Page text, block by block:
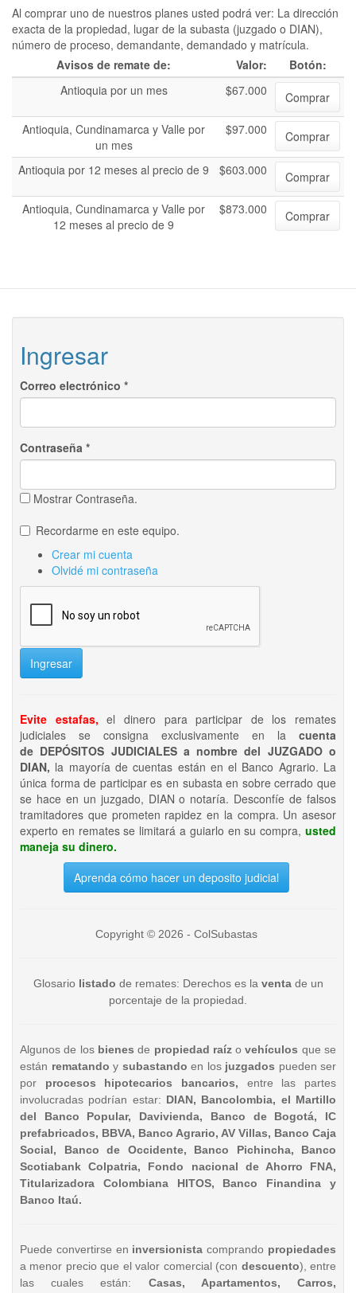
Al comprar uno de nuestros planes usted podrá ver: La dirección
exacta de la propiedad, lugar de la subasta (juzgado o DIAN),
número de proceso, demandante, demandado y matrícula.
Avisos de remate de:
Valor:
Botón:
Antioquia por un mes
$67.000
Comprar
Antioquia, Cundinamarca y Valle por
un mes
$97.000 Comprar
Antioquia por 12 meses al precio de 9 $603.000
Comprar
Antioquia, Cundinamarca y Valle por
12 meses al precio de 9
$873.000 Comprar
Ingresar
Correo electrónico *
Contraseña *
Mostrar Contraseña.
Recordarme en este equipo.
Crear mi cuenta
Olvidé mi contraseña
Ingresar
Evite estafas, el dinero para participar de los remates
judiciales se consigna exclusivamente en la cuenta
de DEPÓSITOS JUDICIALES a nombre del JUZGADO o
DIAN, la mayoría de cuentas están en el Banco Agrario. La
única forma de participar es en subasta en sobre cerrado que
se hace en un juzgado, DIAN o notaría. Desconfíe de falsos
tramitadores que prometen rapidez en la compra. Un asesor
experto en remates se limitará a guiarlo en su compra, usted
maneja su dinero.
Aprenda cómo hacer un deposito judicial
Copyright © 2026 - ColSubastas
Glosario listado de remates: Derechos es la ventade un
porcentaje de la propiedad.
Algunos de los bienesde propiedad raízo vehículos que se
están rematando y subastando en los juzgados pueden ser
por procesos hipotecarios bancarios, entre las partes
involucradas podrían estar: DIAN, Bancolombia, el Martillo
del Banco Popular, Davivienda, Banco de Bogotá, IC
prefabricados, BBVA, Banco Agrario, AV Villas, Banco Caja
Social, Banco de Occidente, Banco Pichincha, Banco
Scotiabank Colpatria, Fondo nacional de Ahorro FNA,
Titularizadora Colombiana HITOS, Banco Finandina y
Banco Itaú.
Puede convertirse en inversionista comprando propiedades
a menor precio que el valor comercial (con descuento), entre
las cuales están: Casas, Apartamentos, Carros,